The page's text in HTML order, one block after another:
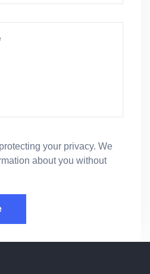
your privacy. We
about you without